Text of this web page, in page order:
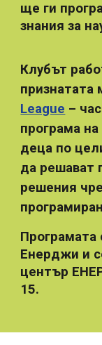
ще ги
знания за
Клубът
признатата
League –
програма на
деца по
да решават
решения
Програмата
Енерджи и
център
15.